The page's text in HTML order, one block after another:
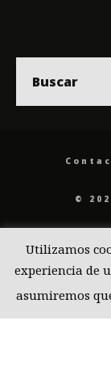
©
Utilizamos
experiencia de
asumiremos